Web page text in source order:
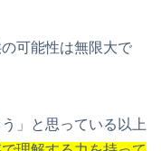
可能性は無限大で
」と思っている以上